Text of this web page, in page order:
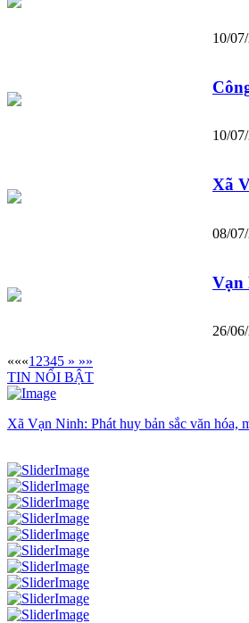
10/
10/
Xã
08/
Vạn
26/
«««1 2345 » »»
TIN NỔI BẬT
Xã Vạn Ninh: Phát huy bản sắc văn hóa,